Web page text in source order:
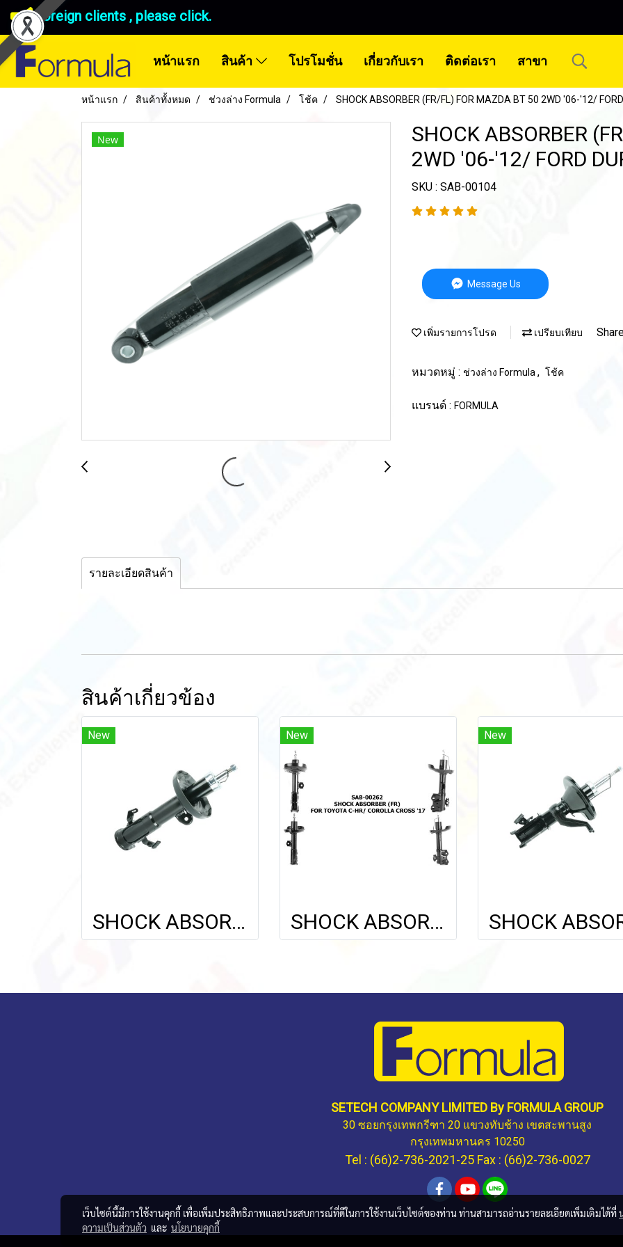
Foreign clients , please click.
หน้าแรก สินค้า โปรโมชั่น เกี่ยวกับเรา ติดต่อเรา สาขา
หน้าแรก สินค้าทั้งหมด ช่วงล่าง Formula โช้ค SHOCK ABSORBER (FR/FL) FOR MAZDA BT 50 2WD '06-'12/
New
SHOCK ABSORBER
2WD '06-'12/ FORD
SKU : SAB-00104
Message Us
เพิ่มรายการโปรด เปรียบเทียบ
หมวดหมู่ : ช่วงล่าง Formula , โช้ค
แบรนด์ : FORMULA
รายละเอียดสินค้า
สินค้าเกี่ยวข้อง
New
SHOCK ABSORBER (FR) FOR HONDA CIVIC FB '12-'15
New
SHOCK ABSORBER (FR) FOR TOYOTA C-HR/ COROLLA CROSS '17
New
SETECH COMPANY LIMITED By FORMULA GROUP
30 ซอยกรุงเทพกรีฑา 20 แขวงทับช้าง เขตสะพานสูง
กรุงเทพมหานคร 10250
Tel : (66)2-736-2021-25 Fax : (66)2-736-0027
เว็บไซต์นี้มีการใช้งานคุกกี้ เพื่อเพิ่มประสิทธิภาพและประสบการณ์ที่ดีในการใช้งานเว็บไซต์ของท่าน ท่านสามารถอ่านรายละเอียดเพิ่มเติมได้ที่
ความเป็นส่วนตัว และ นโยบายคุกกี้